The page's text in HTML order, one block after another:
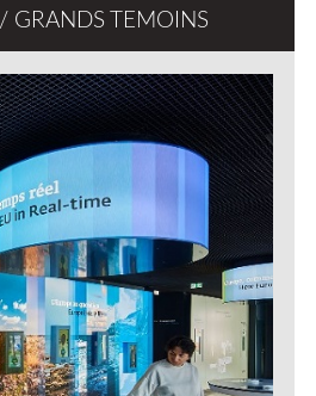
GRANDS TEMOINS